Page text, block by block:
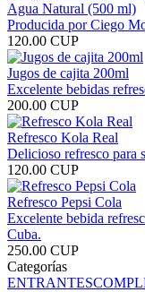
Agua Natural (500 ml)
Producida por Ciego
120.00 CUP
Jugos de cajita 200ml
Excelente bebidas
200.00 CUP
Refresco Kola Real
Delicioso refresco para
120.00 CUP
Refresco Pepsi Cola
Excelente bebida
Cuba.
250.00 CUP
Categorías
ENTRANTES